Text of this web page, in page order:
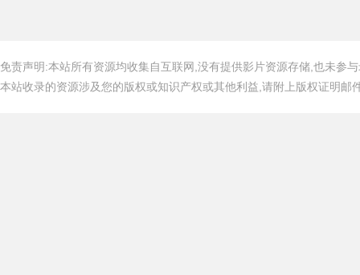
免责声明:本站所有资源均收集自互联网,没有提供影片资源存储,也未参
本站收录的资源涉及您的版权或知识产权或其他利益,请附上版权证明